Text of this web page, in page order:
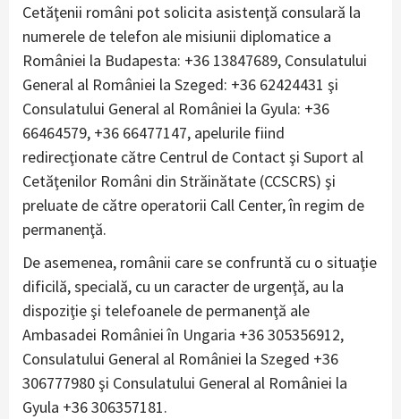
Cetăţenii români pot solicita asistenţă consulară la
numerele de telefon ale misiunii diplomatice a
României la Budapesta: +36 13847689, Consulatului
General al României la Szeged: +36 62424431 şi
Consulatului General al României la Gyula: +36
66464579, +36 66477147, apelurile fiind
redirecţionate către Centrul de Contact şi Suport al
Cetăţenilor Români din Străinătate (CCSCRS) şi
preluate de către operatorii Call Center, în regim de
permanenţă.
De asemenea, românii care se confruntă cu o situaţie
dificilă, specială, cu un caracter de urgenţă, au la
dispoziţie şi telefoanele de permanenţă ale
Ambasadei României în Ungaria +36 305356912,
Consulatului General al României la Szeged +36
306777980 şi Consulatului General al României la
Gyula +36 306357181.